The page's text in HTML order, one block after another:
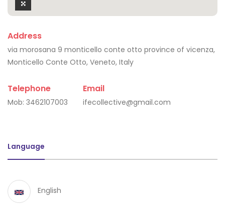
Address
via morosana 9 monticello conte otto province of vicenza,
Monticello Conte Otto, Veneto, Italy
Telephone
Mob: 3462107003
Email
ifecollective@gmail.com
Language
English